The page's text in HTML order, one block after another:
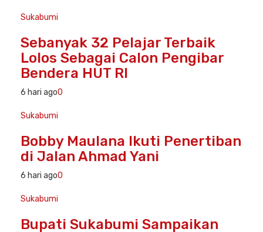
Sukabumi
Sebanyak 32 Pelajar Terbaik
Lolos Sebagai Calon Pengibar
Bendera HUT RI
6 hari ago0
Sukabumi
Bobby Maulana Ikuti Penertiban
di Jalan Ahmad Yani
6 hari ago0
Sukabumi
Bupati Sukabumi Sampaikan